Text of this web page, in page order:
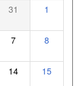
31 1
7 8
14 15